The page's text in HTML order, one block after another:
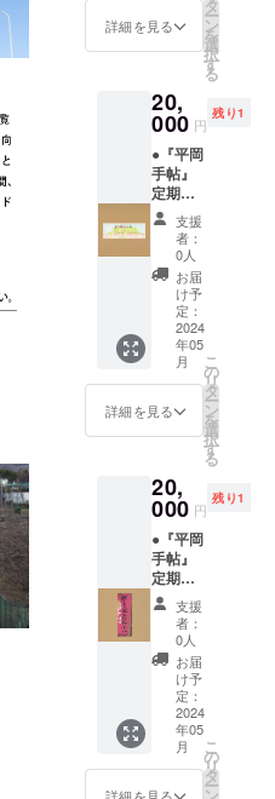
気付く
と下手
ある。
何時間
経過し
ても下
手の人
影は微
動だに
しな
い。そ
れは息
を殺
し、肉
体や空
間の
ムーブ
を計測
する
のよう
であっ
た。 そ
れから
私の公
演の度
に、同
じ気配
を纏っ
た男が
現れる
ように
なる。
ときに
舞台を
真っ直
ぐに観
出来て
いく感
るとき
に似て
いるよ
うな。
自分の
考えて
いるこ
とを話
す時
は、言
葉が
次々と
浮かん
でき
て、話
もに消
えてい
の時だ
け実感
があ
る。消
えてい
くので
正確さ
よりも
感覚を
大切に
してい
るよう
な。平
気で嘘
もつけ
いない
本屋な
どで資
料を漁
りま
す。そ
ういっ
た視点
から
も、現
在の美
術的現
象をパ
ワー
ゲーム
の外か
ら俯瞰
した視
体でつ
ぶさに
記録さ
れてい
る「平
岡手
帖」は
未来に
向けて
大変貴
重な資
料とな
り得る
もので
す。何
片隅」
特別割
引チ
ーーー
ーー 赤
木遥
ーー 応
援コメ
ント：
2024/3/
21 平岡
さんか
ら平岡
手帖の
クラ
ファン
のお誘
いが来
る。
アート
イング
や作家
の齋藤
春佳さ
んを通
じて知
り合っ
た平岡
さん
は、
日々各
地に出
向き展
覧会を
観て文
章を書
詳細を見る
タ
ー
ン
を
選
択
す
る
20,
000 円
残り1
●『平岡
手帖』
定期購
読_12ヶ
月 ＋ ●
作家作
品しお
りサイ
ズ ＋ ●
この作
品の額
装「額
縁工房
片隅」
特別割
引チ
ーーー
ーー 堀
江和真
ーー 応
援コメ
ント：
平岡さ
んとは
じめて
お会い
したの
は、
2023年
の５
月、東
京都町
田市に
支援
者：
0人
お届
け予
定：
2024
年05
月
詳細を見る
こ
の
リ
タ
ー
ン
を
選
択
す
る
20,
000 円
残り1
●『平岡
手帖』
定期購
読_12ヶ
月 ＋ ●
作家作
品しお
りサイ
ズ ＋ ●
この作
品の額
装「額
縁工房
片隅」
支援
者：
0人
お届
け予
定：
2024
年05
月
詳細を見る
こ
の
リ
タ
ー